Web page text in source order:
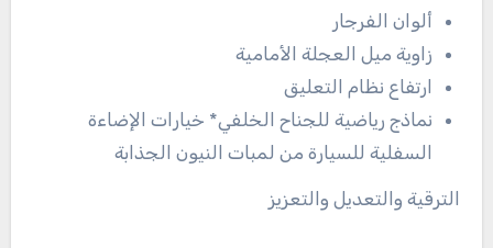
ألوان الفرجار
زاوية ميل العجلة الأمامية
ارتفاع نظام التعليق
نماذج رياضية للجناح الخلفي* خيارات الإضاءة
السفلية للسيارة من لمبات النيون الجذابة
الترقية والتعديل والتعزيز